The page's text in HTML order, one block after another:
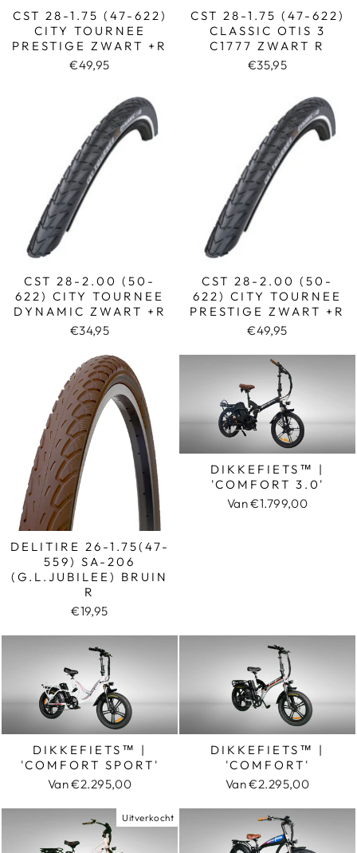
CST 28-1.75 (47-622)
CITY TOURNEE
PRESTIGE ZWART +R
€49,95
CST 28-1.75 (47-622)
CLASSIC OTIS 3
C1777 ZWART R
€35,95
CST 28-2.00 (50-
622) CITY TOURNEE
DYNAMIC ZWART +R
€34,95
CST 28-2.00 (50-
622) CITY TOURNEE
PRESTIGE ZWART +R
€49,95
DELITIRE 26-1.75(47-
559) SA-206
(G.L.JUBILEE) BRUIN
R
€19,95
DIKKEFIETS™ |
'COMFORT 3.0'
Van €1.799,00
DIKKEFIETS™ |
'COMFORT SPORT'
Van €2.295,00
DIKKEFIETS™ |
'COMFORT'
Van €2.295,00
Uitverkocht